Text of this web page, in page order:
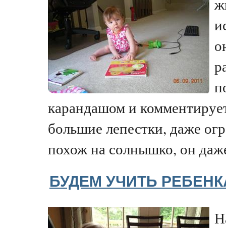
карандашом и
большие лепестки, даже
похож на солнышко, он
БУДЕМ УЧИТЬ